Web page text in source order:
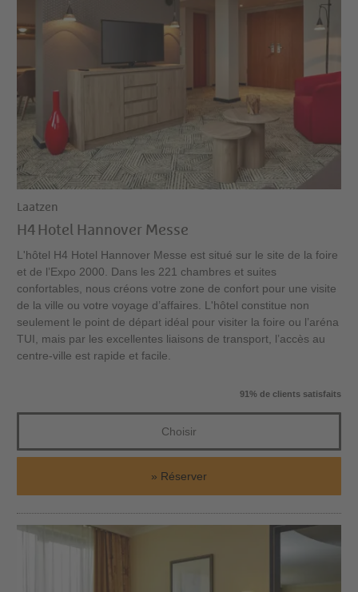
Laatzen
H4 Hotel Hannover Messe
L'hôtel H4 Hotel Hannover Messe est situé sur le site de la foire
et de l’Expo 2000. Dans les 221 chambres et suites
confortables, nous créons votre zone de confort pour une visite
de la ville ou votre voyage d’affaires. L'hôtel constitue non
seulement le point de départ idéal pour visiter la foire ou l’aréna
TUI, mais par les excellentes liaisons de transport, l’accès au
centre-ville est rapide et facile.
91% de clients satisfaits
Choisir
Réserver